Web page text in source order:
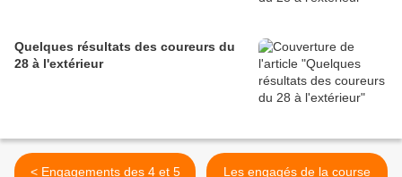
Quelques résultats des coureurs du
28 à l'extérieur
< Engagements des 4 et 5
Les engagés de la course